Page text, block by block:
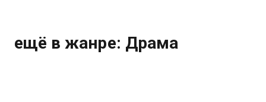
ещё в жанре: Драма